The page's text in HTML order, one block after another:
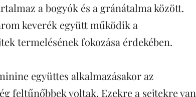
a bogyók és a gránátalma között.
keverék együtt működik a
termelésének fokozása érdekében.
együttes alkalmazásakor az
feltűnőbbek voltak. Ezekre a sejtekre van